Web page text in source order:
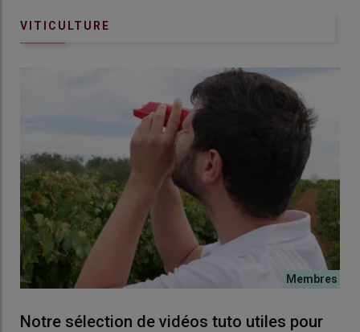
VITICULTURE
Notre sélection de vidéos tuto utiles pour